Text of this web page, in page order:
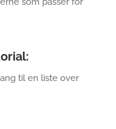
til en liste over